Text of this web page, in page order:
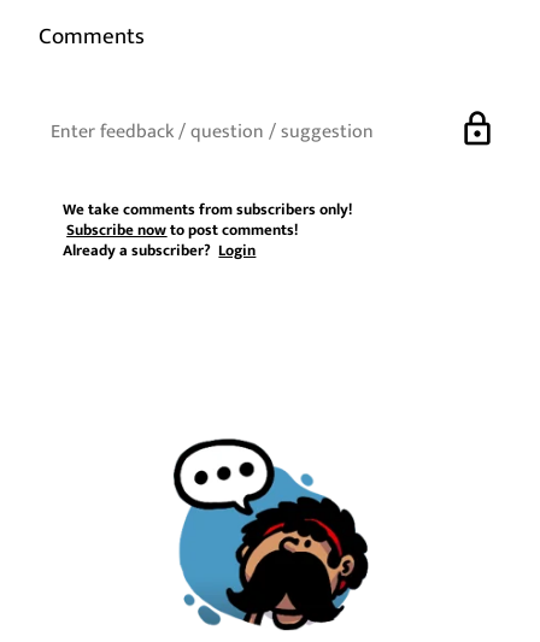
Comments
lock
We take comments from subscribers only!
Subscribe nowto post comments!
Already a subscriber?Login